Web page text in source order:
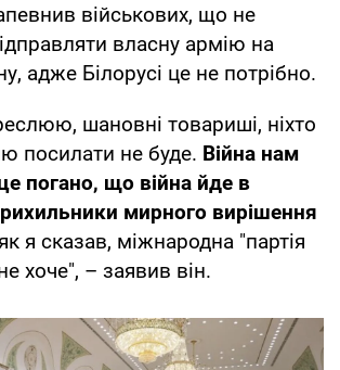
військових, що не
власну армію на
адже Білорусі це не потрібно.
шановні товариші, ніхто
посилати не буде. Війна нам
погано, що війна йде в
мирного вирішення
я сказав, міжнародна "партія
хоче", – заявив він.